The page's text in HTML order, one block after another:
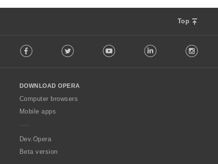
Top
o
w
O
p
a
Facebook Twitter Youtube LinkedIn
DOWNLOAD OPERA
Computer browsers
Mobile apps
Dev.Opera
Beta version